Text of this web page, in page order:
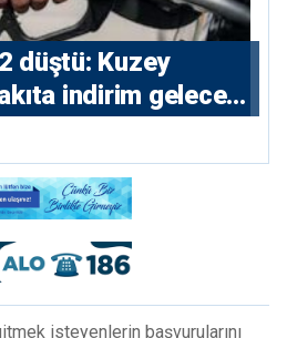
düştü: Kuzey
indirim gelecek
isteyenlerin başvurularını